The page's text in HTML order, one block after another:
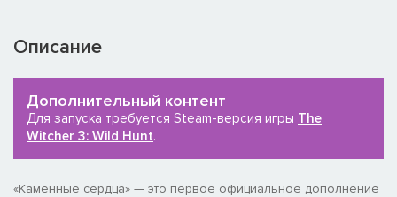
Описание
Дополнительный контент
Для запуска требуется Steam-версия игры The
Witcher 3: Wild Hunt.
«Каменные сердца» — это первое официальное дополнение